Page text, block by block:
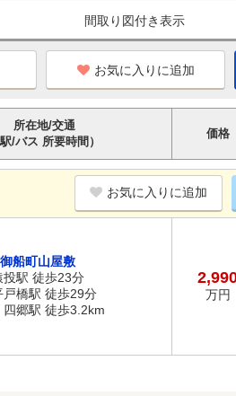
間取り図付き表示
お気に入りに追加
所在地/交通
駅/バス 所要時間）
価格
お気に入りに追加
船町山屋敷
駅 徒歩23分
橋駅 徒歩29分
郷駅 徒歩3.2km
万円